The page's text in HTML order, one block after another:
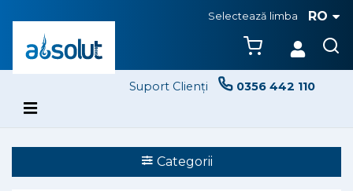
Selectează limba RO
Suport Clienți 0356 442 110
Categorii